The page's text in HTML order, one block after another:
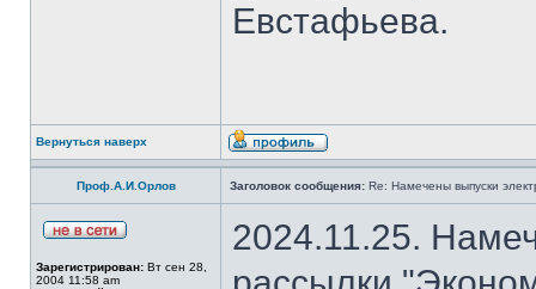
Евстафьева.
Вернуться наверх
Проф.А.И.Орлов Заголовок сообщения: Re: Намечены выпуски
Зарегистрирован: Вт сен 28,
2004 11:58 am
2024.11.25.